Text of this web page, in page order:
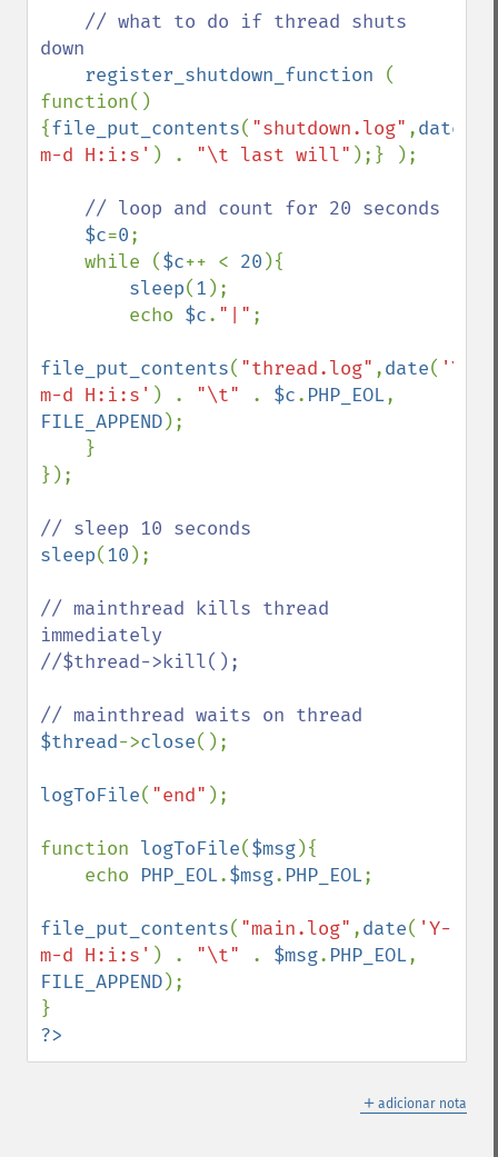
// what to do if thread shuts
down
register_shutdown_function (
function()
{file_put_contents( "shutdown.log" ,date
m-d H:i:s' ) . "\t last will" );} );
// loop and count for 20 seconds
$c=0;
    while (
$c++ < 20 ){
sleep(1 );
        echo
$c. "|" ;
file_put_contents( "thread.log" ,date( 'Y-
m-d H:i:s' ) . "\t" . $c. PHP_EOL
FILE_APPEND);
});
sleep(10 );
// mainthread kills thread
immediately
//$thread->kill();
$thread->close();
logToFile( "end" );
function logToFile($msg){
    echo
PHP_EOL.$msg. PHP_EOL;
file_put_contents( "main.log" ,date( 'Y-
m-d H:i:s' ) . "\t" . $msg. PHP_EOL
FILE_APPEND);
?>
＋ adicionar nota